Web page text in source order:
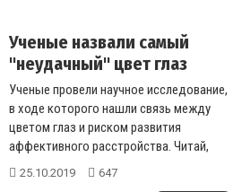
Ученые назвали самый
"неудачный" цвет глаз
Ученые провели научное исследование,
в ходе которого нашли связь между
цветом глаз и риском развития
аффективного расстройства. Читай,
чтобы узнать больше....
25.10.2019 647